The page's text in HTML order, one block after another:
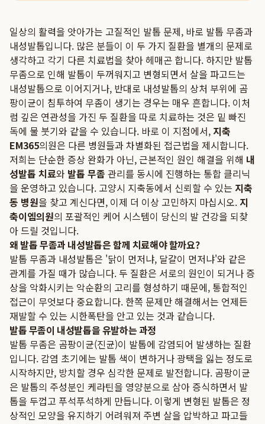
일상의 활력을 앗아가는 고질적인 발톱 문제, 바로 발톱 무좀과
내성발톱입니다. 많은 분들이 이 두 가지 질환을 별개의 문제로
생각하고 각기 다른 치료법을 찾아 헤매곤 합니다. 하지만 발톱
무좀으로 인해 발톱이 두꺼워지고 변형되면서 살을 파고드는
내성발톱으로 이어지거나, 반대로 내성발톱의 상처 부위에 곰
팡이균이 침투하여 무좀이 생기는 경우는 매우 흔합니다. 이처
럼 깊은 연관성을 가진 두 질환을 따로 치료하는 것은 밑 빠진
독에 물 붓기와 같을 수 있습니다. 바로 이 지점에서, 지축
EM365의원은 다른 병원들과 차별화된 접근법을 제시합니다.
저희는 단순한 증상 완화가 아닌, 근본적인 원인 해결을 위해 내
성발톱 치료와 발톱 무좀 관리를 동시에 진행하는 통합 클리닉
을 운영하고 있습니다. 고양시 지축동에서 신뢰할 수 있는 지축
동 병원을 찾고 계신다면, 이제 더 이상 고민하지 마십시오. 지
축이엠의원의 포괄적인 케어 시스템이 당신의 발 건강을 되찾
아 드릴 것입니다.
왜 발톱 무좀과 내성발톱은 함께 치료해야 할까요?
발톱 무좀과 내성발톱은 '닭이 먼저냐, 달걀이 먼저냐'와 같은
관계를 가질 때가 많습니다. 두 질환은 서로의 원인이 되거나 증
상을 악화시키는 악순환의 고리를 형성하기 때문에, 통합적인
접근이 무엇보다 중요합니다. 한쪽 문제만 해결해서는 언제든
재발할 수 있는 시한폭탄을 안고 있는 것과 같습니다.
발톱 무좀이 내성발톱을 유발하는 과정
발톱 무좀은 곰팡이균(진균)이 발톱에 감염되어 발생하는 질환
입니다. 감염 초기에는 발톱 색이 변하거나 광택을 잃는 정도로
시작하지만, 방치할 경우 심각한 문제로 발전합니다. 곰팡이균
은 발톱의 주성분인 케라틴을 영양분으로 삼아 증식하면서 발
톱을 두껍고 푸석푸석하게 만듭니다. 이렇게 변형된 발톱은 정
상적인 모양을 유지하기 어려워져 주변 살을 압박하고 파고들